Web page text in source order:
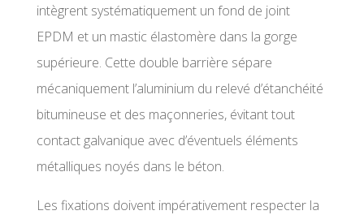
intègrent systématiquement un fond de joint
EPDM et un mastic élastomère dans la gorge
supérieure. Cette double barrière sépare
mécaniquement l’aluminium du relevé d’étanchéité
bitumineuse et des maçonneries, évitant tout
contact galvanique avec d’éventuels éléments
métalliques noyés dans le béton.
Les fixations doivent impérativement respecter la